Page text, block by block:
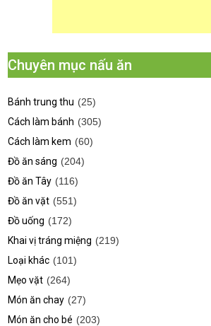
Chuyên mục nấu ăn
Bánh trung thu (25)
Cách làm bánh (305)
Cách làm kem (60)
Đồ ăn sáng (204)
Đồ ăn Tây (116)
Đồ ăn vặt (551)
Đồ uống (172)
Khai vị tráng miệng (219)
Loại khác (101)
Mẹo vặt (264)
Món ăn chay (27)
Món ăn cho bé (203)